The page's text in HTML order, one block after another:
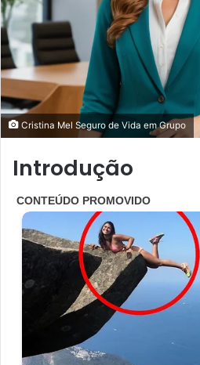
Cristina Mel Seguro de Vida em Grupo
Introdução